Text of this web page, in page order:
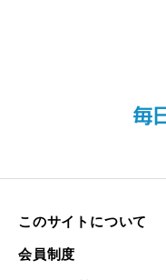
このサイトについて
会員制度